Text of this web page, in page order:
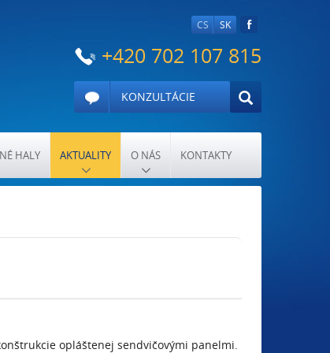
CS SK
+420 702 107 815
KONZULTÁCIE
HALY AKTUALITY O NÁS KONTAKTY
opláštenej sendvičovými panelmi.